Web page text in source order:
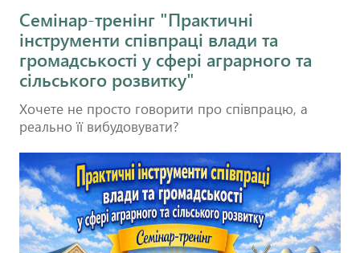
Семінар-тренінг "Практичні
інструменти співпраці влади та
громадськості у сфері аграрного та
сільського розвитку"
Хочете не просто говорити про співпрацю, а
реально її вибудовувати?